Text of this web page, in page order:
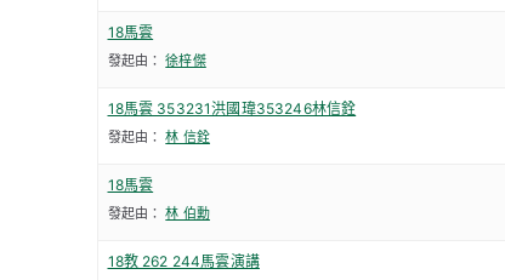
18馬雲
發起由：徐梓傑
18馬雲 353231洪國瑋353246林信銓
發起由：林 信銓
18馬雲
發起由：林 伯勳
18教 262 244馬雲演講